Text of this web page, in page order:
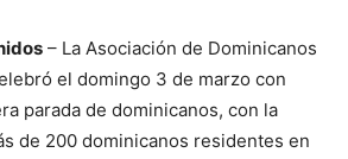
– La Asociación de Dominicanos
el domingo 3 de marzo con
parada de dominicanos, con la
de 200 dominicanos residentes en